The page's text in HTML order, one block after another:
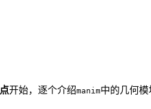
点开始，逐个介绍manim中的几何模